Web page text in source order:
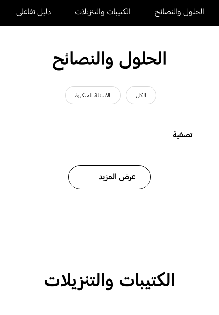
الحلول والنصائح الكتيبات والتنزيلات دليل تفاعلى
الحلول والنصائح
الكل الأسئلة المتكررة
تصفية
عرض المزيد
الكتيبات والتنزيلات